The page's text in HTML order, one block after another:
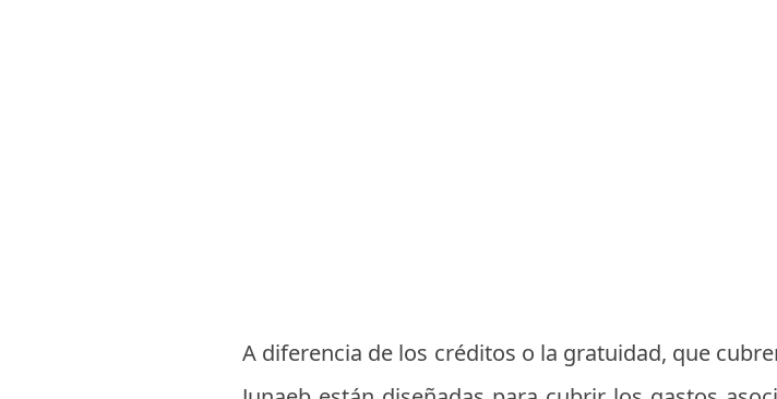
A diferencia de los créditos o la gratuidad, que